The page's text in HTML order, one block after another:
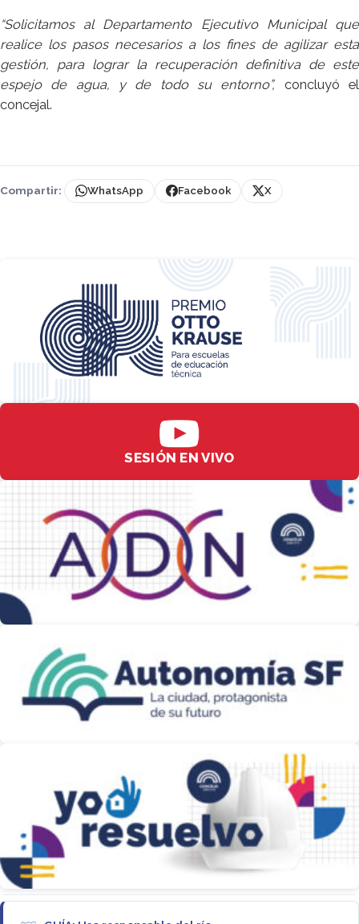
“Solicitamos al Departamento Ejecutivo Municipal que
realice los pasos necesarios a los fines de agilizar esta
gestión, para lograr la recuperación definitiva de este
espejo de agua, y de todo su entorno”, concluyó el
concejal.
Compartir: WhatsApp Facebook X
SESIÓN EN VIVO